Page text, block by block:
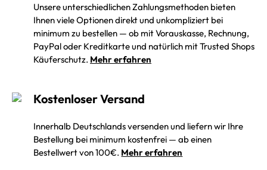
Unsere unterschiedlichen Zahlungsmethoden bieten
Ihnen viele Optionen direkt und unkompliziert bei
minimum zu bestellen — ob mit Vorauskasse, Rechnung,
PayPal oder Kreditkarte und natürlich mit Trusted Shops
Käuferschutz. Mehr erfahren
Kostenloser Versand
Innerhalb Deutschlands versenden und liefern wir Ihre
Bestellung bei minimum kostenfrei — ab einen
Bestellwert von 100€. Mehr erfahren